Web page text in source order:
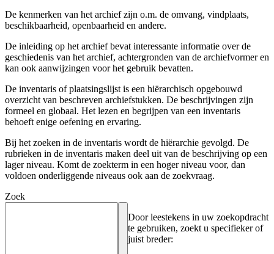
De kenmerken van het archief zijn o.m. de omvang, vindplaats,
beschikbaarheid, openbaarheid en andere.
De inleiding op het archief bevat interessante informatie over de
geschiedenis van het archief, achtergronden van de archiefvormer en
kan ook aanwijzingen voor het gebruik bevatten.
De inventaris of plaatsingslijst is een hiërarchisch opgebouwd
overzicht van beschreven archiefstukken. De beschrijvingen zijn
formeel en globaal. Het lezen en begrijpen van een inventaris
behoeft enige oefening en ervaring.
Bij het zoeken in de inventaris wordt de hiërarchie gevolgd. De
rubrieken in de inventaris maken deel uit van de beschrijving op een
lager niveau. Komt de zoekterm in een hoger niveau voor, dan
voldoen onderliggende niveaus ook aan de zoekvraag.
Zoek
Door leestekens in uw zoekopdracht
te gebruiken, zoekt u specifieker of
juist breder: